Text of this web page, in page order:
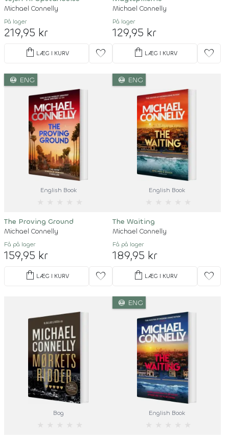
Michael Connelly
På lager
219,95 kr
shopping_bag LÆG I KURV favorite
Michael Connelly
På lager
129,95 kr
shopping_bag LÆG I KURV favorite
language ENG
English Book
The Proving Ground
Michael Connelly
Få på lager
159,95 kr
shopping_bag LÆG I KURV favorite
language ENG
English Book
The Waiting
Michael Connelly
Få på lager
189,95 kr
shopping_bag LÆG I KURV favorite
Bog
language ENG
English Book